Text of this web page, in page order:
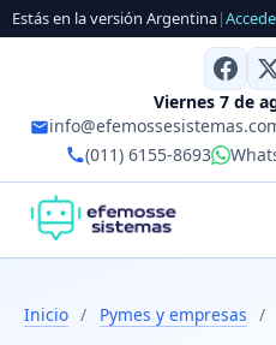
Estás en la versión Argentina|
Viernes 7 de
(011) 6155-8693
Inicio / Pymes y empresas /